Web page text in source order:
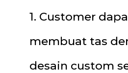
1. Customer
membuat tas
desain custom